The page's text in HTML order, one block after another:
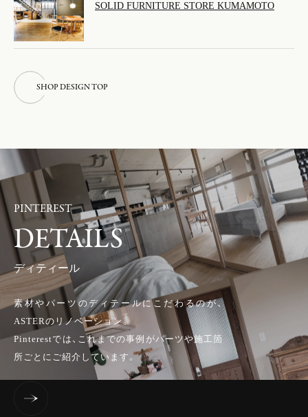
SOLID FURNITURE STORE KUMAMOTO
SHOPDESIGN TOP
H
PINTEREST
DETAILS
ディティール
素材やパーツのディテールにこだわるのが、
ASTERのリノベーション。
Pinterestでは、これまでの事例がパーツや施工箇
所ごとにご紹介しています。